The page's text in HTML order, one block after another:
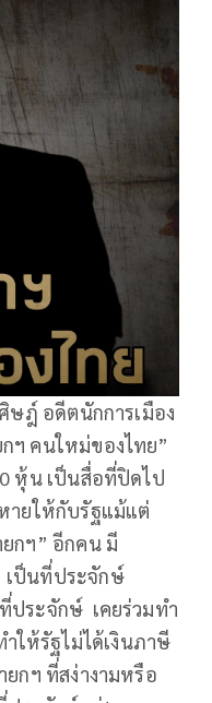
ษฎ์ อดีตนักการเมือง
ฯ คนใหม่ของไทย”
หุ้น เป็นสื่อที่ปิดไป
ายให้กับรัฐแม้แต่
กฯ” อีกคน มี
เป็นที่ประจักษ์
ประจักษ์ เคยร่วมทำ
ให้รัฐไม่ได้เงินภาษี
กฯ ที่สง่างามหรือ